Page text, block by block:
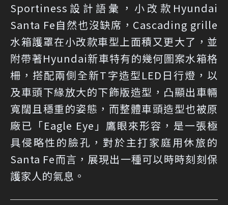
Sportiness設計語彙，小改款Hyundai
Santa Fe自然也沒缺席，Cascading grille
水箱護罩在小改款車型上面積又更大了，並
附帶著Hyundai新車特有的幾何圖案水箱格
柵，搭配兩側全新T字造型LED日行燈，以
及車頭下緣放大的下飾版造型，凸顯出車輛
寬闊且穩重的姿態，而整體車頭造型也被原
廠已「Eagle Eye」鷹眼來形容，是一張極
具侵略性的臉孔，對於主打家庭用休旅的
Santa Fe而言，展現出一種可以時時刻刻保
護家人的氣息。